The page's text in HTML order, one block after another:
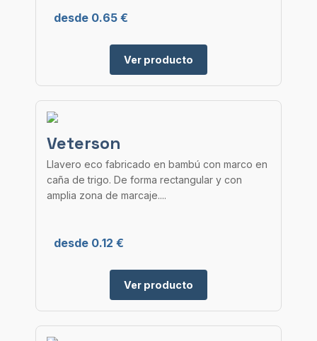
desde 0.65 €
Ver producto
Veterson
Llavero eco fabricado en bambú con marco en
caña de trigo. De forma rectangular y con
amplia zona de marcaje....
desde 0.12 €
Ver producto